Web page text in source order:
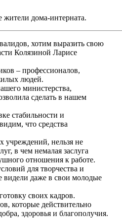
дома-интерната.
хотим выразить свою
Колязиной Ларисе
– профессионалов,
людей.
министерства,
сделать в нашем
стабильности и
что средства
нельзя не
в чем немалая заслуга
отношения к работе.
для творчества и
видели даже в свои молодые
своих кадров.
которые действительно
здоровья и благополучия.